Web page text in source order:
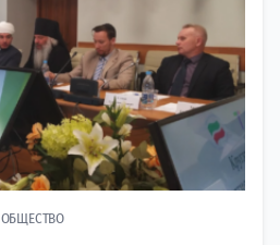
ОБЩЕСТВО